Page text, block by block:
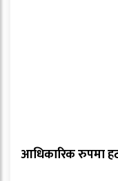
आधिकारिक रुपमा